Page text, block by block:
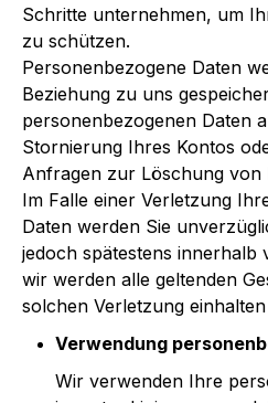
Schritte unternehmen, um
zu schützen.
Personenbezogene Daten
Beziehung zu uns
personenbezogenen Daten
Stornierung Ihres Kontos
Anfragen zur Löschung von
Im Falle einer Verletzung
Daten werden Sie
jedoch spätestens innerhalb
wir werden alle geltenden
solchen Verletzung einhalten
Verwendung
Wir verwenden Ihre